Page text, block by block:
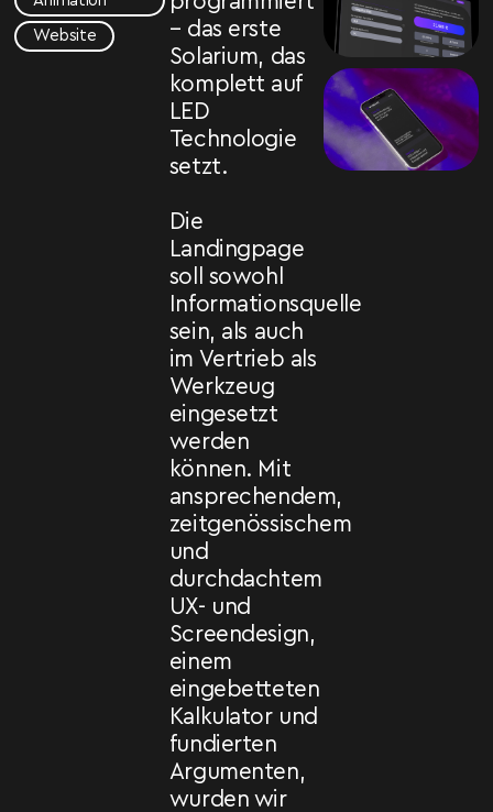
Website
– das erste
Solarium, das
komplett auf
LED
Technologie
setzt.
Die
Landingpage
soll sowohl
Informationsquelle
sein, als auch
im Vertrieb als
Werkzeug
eingesetzt
werden
können. Mit
ansprechendem,
zeitgenössischem
und
durchdachtem
UX- und
Screendesign,
einem
eingebetteten
Kalkulator und
fundierten
Argumenten,
wurden wir